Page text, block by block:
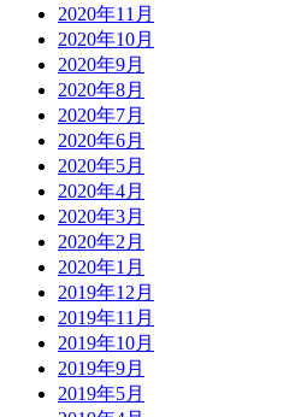
2020年11月
2020年10月
2020年9月
2020年8月
2020年7月
2020年6月
2020年5月
2020年4月
2020年3月
2020年2月
2020年1月
2019年12月
2019年11月
2019年10月
2019年9月
2019年5月